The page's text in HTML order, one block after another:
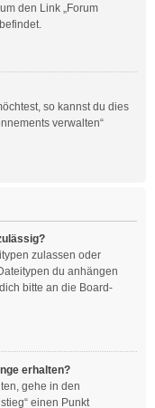
den Link „Forum
so kannst du dies
verwalten“
zulassen oder
du anhängen
bitte an die Board-
erhalten?
gehe in den
einen Punkt